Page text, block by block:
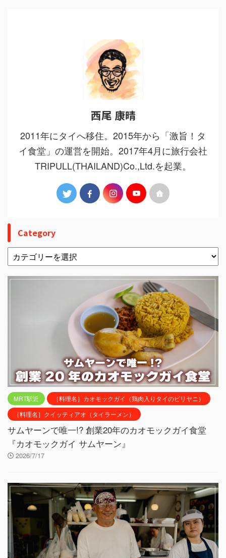
西尾 康晴
2011年にタイへ移住。2015年から「激旨！タ
イ食堂」の運営を開始。2017年4月に旅行会社
TRIPULL(THAILAND)Co.,Ltd.を起業。
Category
MRT駅近
［料理名］カオモックガイ（鶏肉入りタイのビリヤニ）
［料理名］クイッティアオ（タイラーメン）
サムヤーンで唯一!? 創業20年のカオモックガイ食堂
『カオモックガイ サムヤーン』
2026/7/17